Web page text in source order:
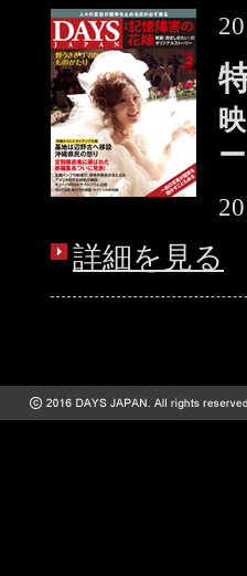
詳細を見る